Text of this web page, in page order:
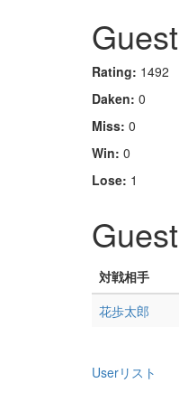
Rating: 1492
Daken: 0
Miss: 0
Win: 0
Lose: 1
対戦相手
花歩太郎
Userリスト